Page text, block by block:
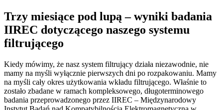
Trzy miesiące pod lupą – wyniki badania
IIREC dotyczącego naszego systemu
filtrującego
Kiedy mówimy, że nasz system filtrujący działa niezawodnie, nie
mamy na myśli wyłącznie pierwszych dni po rozpakowaniu. Mamy
na myśli cały okres użytkowania wkładu filtrującego. Właśnie to
zostało zbadane w ramach kompleksowego, długoterminowego
badania przeprowadzonego przez IIREC – Międzynarodowy